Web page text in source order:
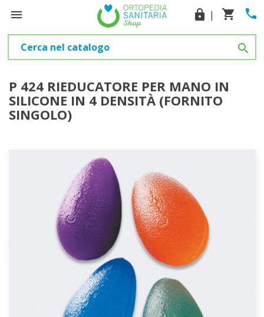
 phone
shopping_cart
lock |

P 424 RIEDUCATORE PER MANO IN
SILICONE IN 4 DENSITÀ (FORNITO
SINGOLO)